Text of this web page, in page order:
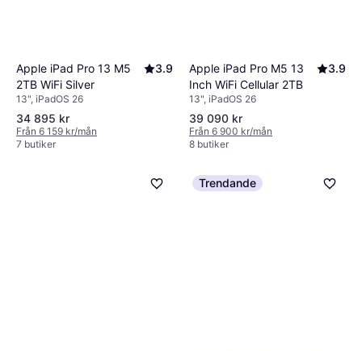
Apple iPad Pro 13 M5
2TB WiFi Silver
3.9
13", iPadOS 26
34 895 kr
Från 6 159 kr/mån
7 butiker
Apple iPad Pro M5 13
Inch WiFi Cellular 2TB
3.9
13", iPadOS 26
39 090 kr
Från 6 900 kr/mån
8 butiker
Trendande